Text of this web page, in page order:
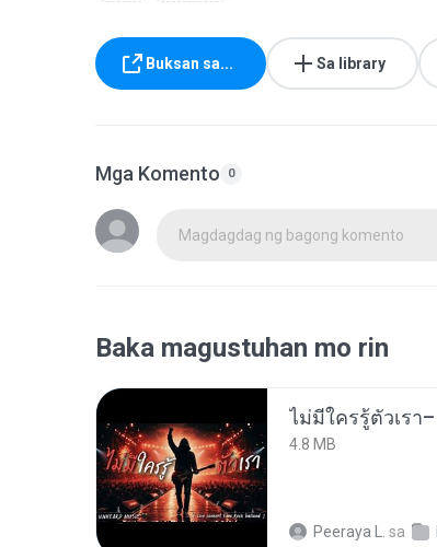
Buksan sa... Sa library
Mga Komento 0
Magdagdag ng bagong komento
Baka magustuhan mo rin
4.8 MB
Peeraya L. sa